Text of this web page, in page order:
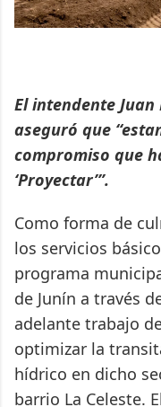
El intendente
aseguró que
compromiso que
‘Proyectar’”.
Como forma de
los servicios
programa
de Junín a través
adelante trabajo
optimizar la
hídrico en dicho
barrio La Celeste.